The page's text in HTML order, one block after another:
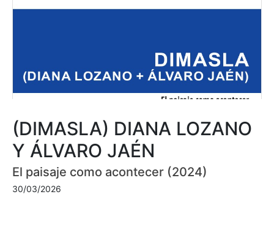
(DIMASLA) DIANA LOZANO
Y ÁLVARO JAÉN
El paisaje como acontecer (2024)
30/03/2026